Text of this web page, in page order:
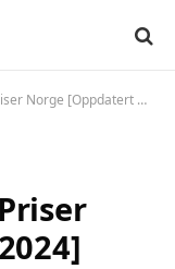
Norge [Oppdatert 2024]